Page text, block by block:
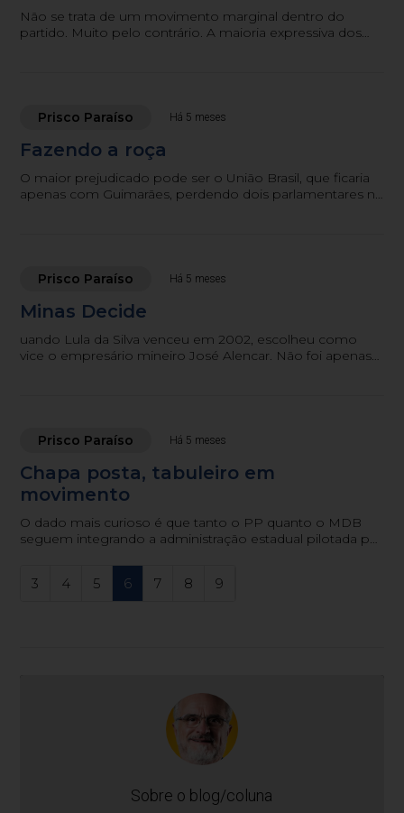
Não se trata de um movimento marginal dentro do
partido. Muito pelo contrário. A maioria expressiva dos
Prisco Paraíso Há 5 meses
Fazendo a roça
O maior prejudicado pode ser o União Brasil, que ficaria
apenas com Guimarães, perdendo dois parlamentares na
Prisco Paraíso Há 5 meses
Minas Decide
uando Lula da Silva venceu em 2002, escolheu como
vice o empresário mineiro José Alencar. Não foi apenas
Prisco Paraíso Há 5 meses
Chapa posta, tabuleiro em
movimento
O dado mais curioso é que tanto o PP quanto o MDB
seguem integrando a administração estadual pilotada por
3 4 5 6 7 8 9
Sobre o blog/coluna